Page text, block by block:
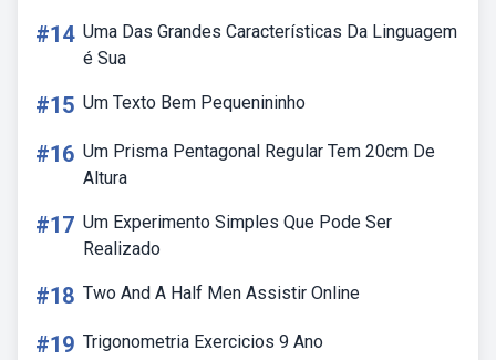
#14 Uma Das Grandes Características Da Linguagem
é Sua
#15 Um Texto Bem Pequenininho
#16 Um Prisma Pentagonal Regular Tem 20cm De
Altura
#17 Um Experimento Simples Que Pode Ser
Realizado
#18 Two And A Half Men Assistir Online
#19 Trigonometria Exercicios 9 Ano